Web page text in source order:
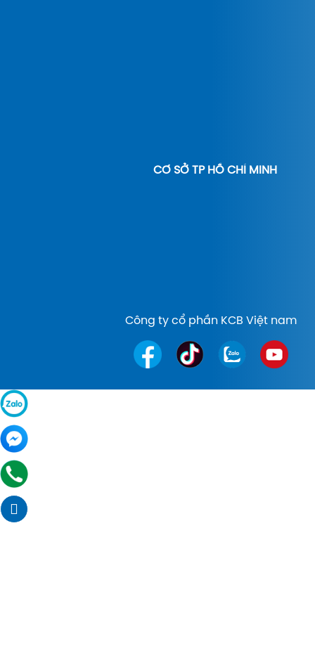
CƠ SỞ TP HỒ CHÍ MINH
Công ty cổ phần KCB Việt nam